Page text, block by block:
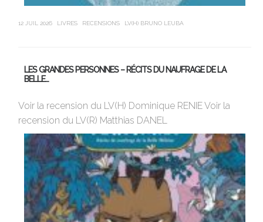
12 JUIL 2026 LIVRES RECENSIONS LV(H) BRUNO LEUBA
LES GRANDES PERSONNES – RÉCITS DU NAUFRAGE DE LA
BELLE…
Voir la recension du LV(H) Dominique RENIE Voir la
recension du LV(R) Matthias DANEL